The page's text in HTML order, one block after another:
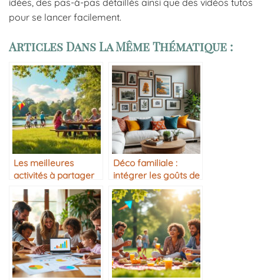
pour se lancer facilement.
Articles Dans La Même Thématique :
Les meilleures
activités à partager
en famille
Déco familiale :
intégrer les goûts de
chacun